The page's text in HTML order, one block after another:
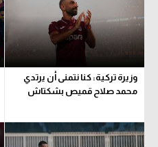
وزيرة تركية: كنا نتمنى أن يرتدي
محمد صلاح قميص بشكتاش